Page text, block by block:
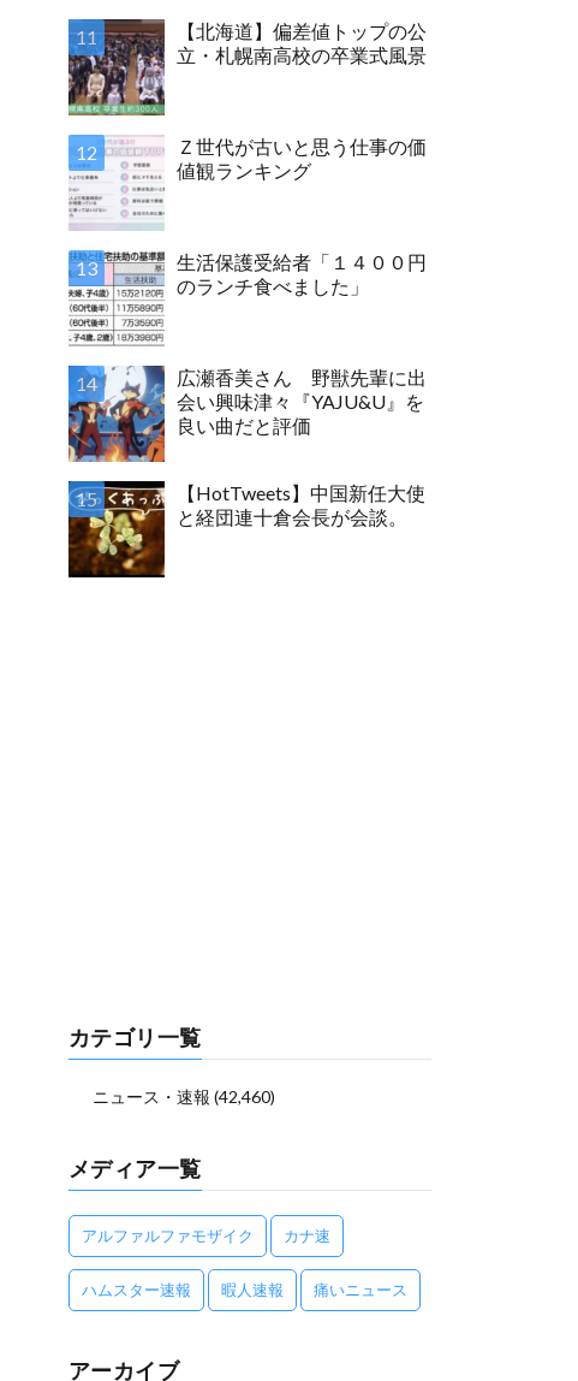
【北海道】偏差値トップの公
立・札幌南高校の卒業式風景
Ｚ世代が古いと思う仕事の価
値観ランキング
生活保護受給者「１４００円
のランチ食べました」
広瀬香美さん 野獣先輩に出
会い興味津々『YAJU&U』を
良い曲だと評価
【HotTweets】中国新任大使
と経団連十倉会長が会談。
カテゴリ一覧
ニュース・速報 (42,460)
メディア一覧
アルファルファモザイク カナ速
ハムスター速報 暇人速報 痛いニュース
アーカイブ